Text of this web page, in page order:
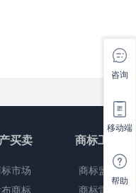
买卖
市场
商标
商标工具
商标监控
商标雷达
咨询
移动端
帮助